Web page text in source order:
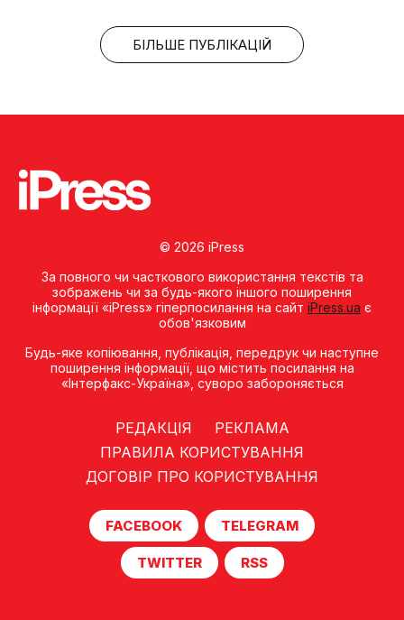
БІЛЬШЕ ПУБЛІКАЦІЙ
© 2026 iPress
За повного чи часткового використання текстів та
зображень чи за будь-якого іншого поширення
інформації «iPress» гіперпосилання на сайт iPress.ua є
обов'язковим
Будь-яке копiювання, публiкацiя, передрук чи наступне
поширення iнформацiї, що мiстить посилання на
«Iнтерфакс-Україна», суворо забороняється
РЕДАКЦІЯ
РЕКЛАМА
ПРАВИЛА КОРИСТУВАННЯ
ДОГОВІР ПРО КОРИСТУВАННЯ
FACEBOOK TELEGRAM
TWITTER RSS